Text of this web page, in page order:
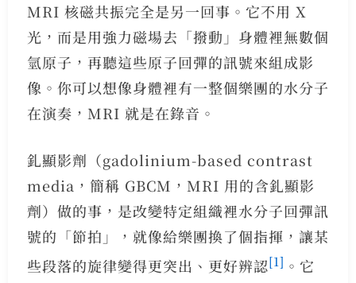
MRI 核磁共振完全是另一回事。它不用 X
光，而是用強力磁場去「撥動」身體裡無數個
氫原子，再聽這些原子回彈的訊號來組成影
像。你可以想像身體裡有一整個樂團的水分子
在演奏，MRI 就是在錄音。
釓顯影劑（gadolinium-based contrast
media，簡稱 GBCM，MRI 用的含釓顯影
劑）做的事，是改變特定組織裡水分子回彈訊
號的「節拍」，就像給樂團換了個指揮，讓某
些段落的旋律變得更突出、更好辨認[1] 。它